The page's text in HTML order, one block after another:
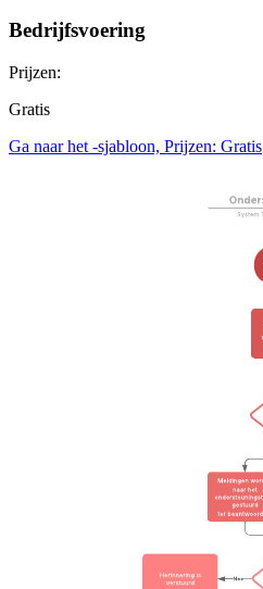
Bedrijfsvoering
Prijzen:
Gratis
Ga naar het -sjabloon, Prijzen: Gratis